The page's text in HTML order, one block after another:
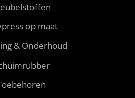
op maat
& Onderhoud